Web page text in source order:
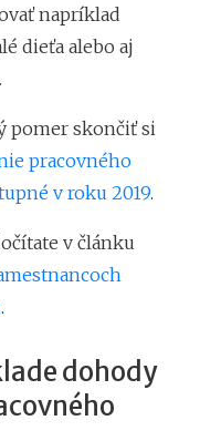
napríklad
dieťa alebo aj
pomer skončiť si
pracovného
v roku 2019.
v článku
.
dohody